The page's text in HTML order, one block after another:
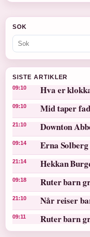
SOK
SISTE ARTIKLER
09:10 Hva er
09:10 Mid taper
21:10 Downton
09:14 Erna
21:14 Hekkan
09:18 Ruter barn
21:10 Når reiser
09:11 Ruter barn